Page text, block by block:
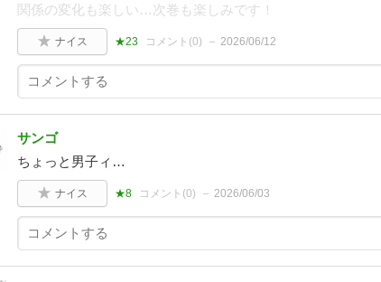
関係の変化も楽しい…次巻も楽しみです！
ナイス ★23 コメント(0) 2026/06/12
サンゴ
ちょっと男子ィ…
ナイス ★8 コメント(0) 2026/06/03